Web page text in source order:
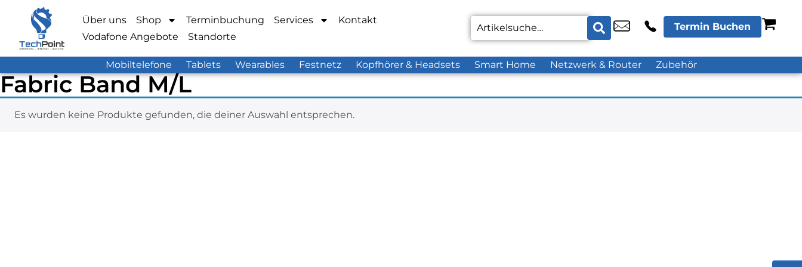
Über uns Shop Terminbuchung Services
Kontakt
Vodafone Angebote
Standorte
Termin Buchen
Mobiltelefone Tablets Wearables Festnetz Kopfhörer & Headsets Smart Home Netzwerk & Router Zubehör
Fabric Band M/L
Es wurden keine Produkte gefunden, die deiner Auswahl entsprechen.